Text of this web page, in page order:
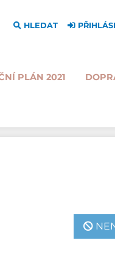
PLÁN 2021
HLEDAT